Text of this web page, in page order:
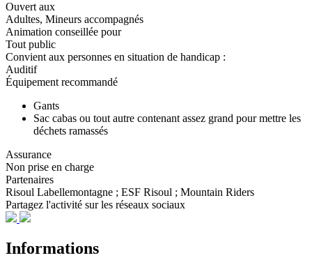
Ouvert aux
Adultes, Mineurs accompagnés
Animation conseillée pour
Tout public
Convient aux personnes en situation de handicap :
Auditif
Équipement recommandé
Gants
Sac cabas ou tout autre contenant assez grand pour mettre les
déchets ramassés
Assurance
Non prise en charge
Partenaires
Risoul Labellemontagne ; ESF Risoul ; Mountain Riders
Partagez l'activité sur les réseaux sociaux
Informations